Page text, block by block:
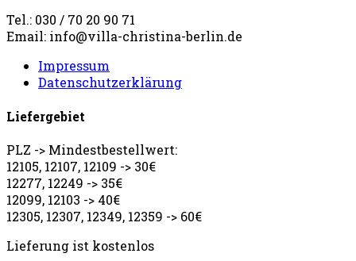
Tel.: 030 / 70 20 90 71
Email: info@villa-christina-berlin.de
Impressum
Datenschutzerklärung
Liefergebiet
PLZ -> Mindestbestellwert:
12105, 12107, 12109 -> 30€
12277, 12249 -> 35€
12099, 12103 -> 40€
12305, 12307, 12349, 12359 -> 60€
Lieferung ist kostenlos